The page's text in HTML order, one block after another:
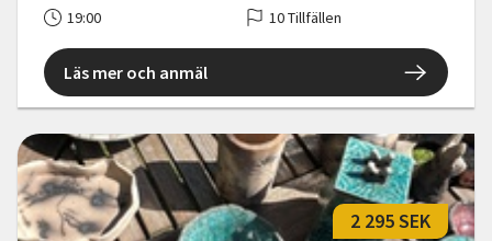
19:00
10 Tillfällen
Läs mer och anmäl
2 295 SEK